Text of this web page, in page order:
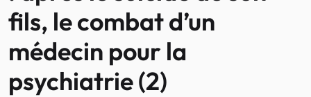
fils, le combat d’un
médecin pour la
psychiatrie (2)